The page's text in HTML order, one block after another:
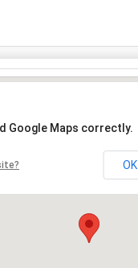
Google Maps correctly.
OK